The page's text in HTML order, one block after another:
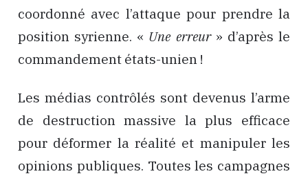
coordonné avec l’attaque pour prendre la
position syrienne. « Une erreur» d’après le
commandement états-unien !
Les médias contrôlés sont devenus l’arme
de destruction massive la plus efficace
pour déformer la réalité et manipuler les
opinions publiques. Toutes les campagnes